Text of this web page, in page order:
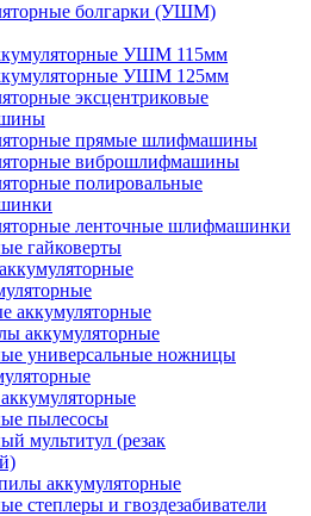
болгарки (УШМ)
УШМ 115мм
УШМ 125мм
эксцентриковые
прямые шлифмашины
виброшлифмашины
полировальные
ленточные шлифмашинки
гайковерты
аккумуляторные
аккумуляторные
универсальные ножницы
пылесосы
мультитул (резак
аккумуляторные
степлеры и гвоздезабиватели